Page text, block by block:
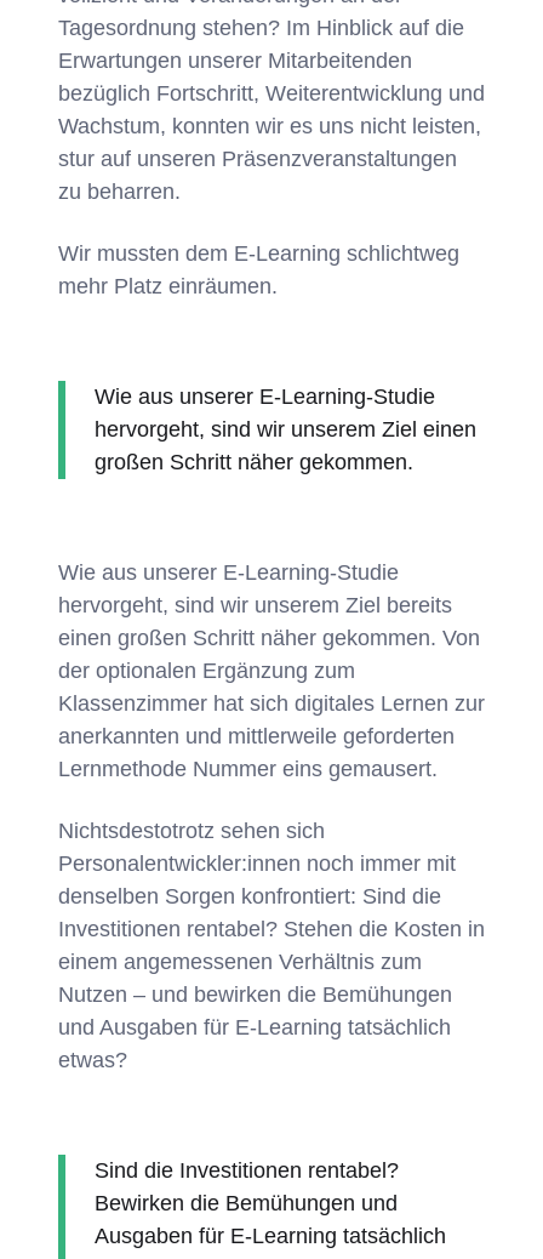
Tagesordnung stehen? Im Hinblick auf die
Erwartungen unserer Mitarbeitenden
bezüglich Fortschritt, Weiterentwicklung und
Wachstum, konnten wir es uns nicht leisten,
stur auf unseren Präsenzveranstaltungen
zu beharren.
Wir mussten dem E-Learning schlichtweg
mehr Platz einräumen.
Wie aus unserer E-Learning-Studie
hervorgeht, sind wir unserem Ziel einen
großen Schritt näher gekommen.
Wie aus unserer E-Learning-Studie
hervorgeht, sind wir unserem Ziel bereits
einen großen Schritt näher gekommen. Von
der optionalen Ergänzung zum
Klassenzimmer hat sich digitales Lernen zur
anerkannten und mittlerweile geforderten
Lernmethode Nummer eins gemausert.
Nichtsdestotrotz sehen sich
Personalentwickler:innen noch immer mit
denselben Sorgen konfrontiert: Sind die
Investitionen rentabel? Stehen die Kosten in
einem angemessenen Verhältnis zum
Nutzen – und bewirken die Bemühungen
und Ausgaben für E-Learning tatsächlich
etwas?
Sind die Investitionen rentabel?
Bewirken die Bemühungen und
Ausgaben für E-Learning tatsächlich